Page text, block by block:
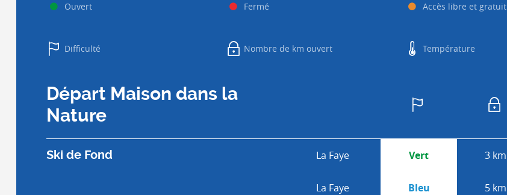
Ouvert Fermé Accès libre et gratuit
Difficulté
Nombre de km ouvert Température
Départ Maison dans la
Nature
Ski de Fond La Faye Vert 3 km
La Faye Bleu 5 km